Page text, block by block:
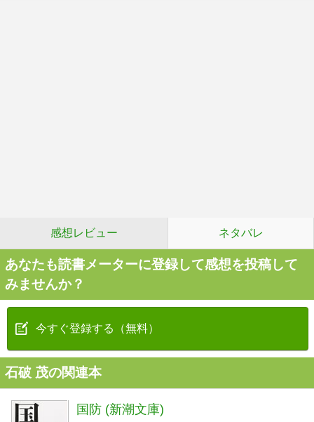
感想レビュー ネタバレ
あなたも読書メーターに登録して感想を投稿して
みませんか？
今すぐ登録する（無料）
石破 茂の関連本
国防 (新潮文庫)